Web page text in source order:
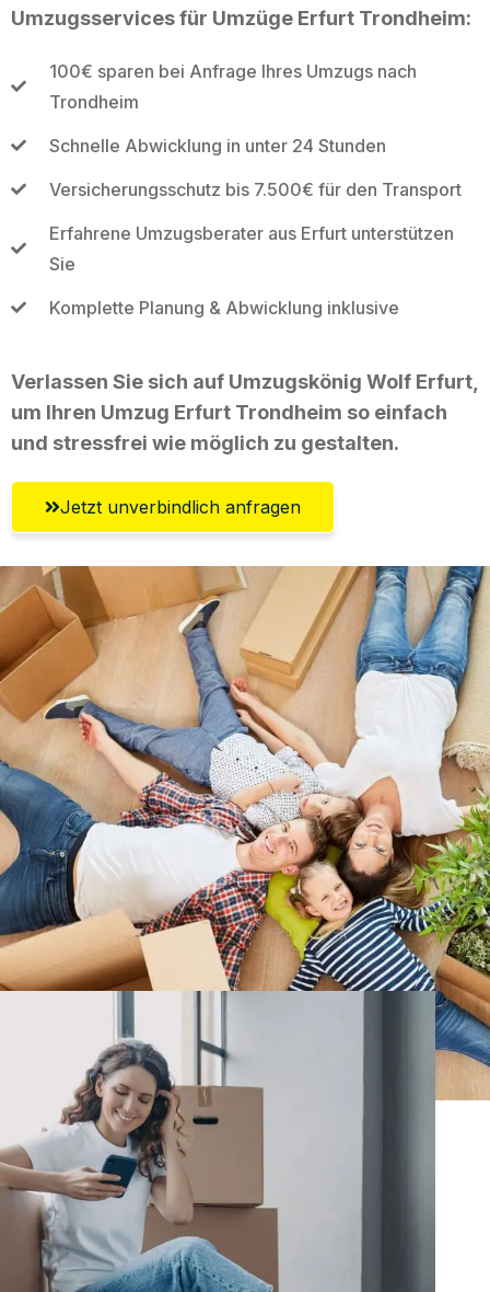
Umzugsservices für Umzüge Erfurt Trondheim:
100€ sparen bei Anfrage Ihres Umzugs nach
Trondheim
Schnelle Abwicklung in unter 24 Stunden
Versicherungsschutz bis 7.500€ für den Transport
Erfahrene Umzugsberater aus Erfurt unterstützen
Sie
Komplette Planung & Abwicklung inklusive
Verlassen Sie sich auf Umzugskönig Wolf Erfurt,
um Ihren Umzug Erfurt Trondheim so einfach
und stressfrei wie möglich zu gestalten.
Jetzt unverbindlich anfragen